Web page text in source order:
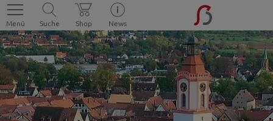
Menü Suche Shop News